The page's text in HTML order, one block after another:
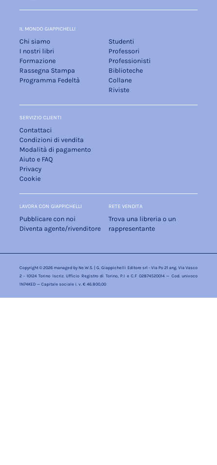
IL MONDO GIAPPICHELLI
Chi siamo
I nostri libri
Formazione
Rassegna Stampa
Programma Fedeltà
Studenti
Professori
Professionisti
Biblioteche
Collane
Riviste
SERVIZIO CLIENTI
Contattaci
Condizioni di vendita
Modalità di pagamento
Aiuto e FAQ
Privacy
Cookie
LAVORA CON GIAPPICHELLI
Pubblicare con noi
Diventa agente/rivenditore
RETE VENDITA
Trova una libreria o un
rappresentante
Copyright © 2026 managed by Ne.W.S. | G. Giappichelli Editore srl - Via Po 21 ang. Via Vasco
2 - 10124 Torino Iscriz. Ufficio Registro di Torino, P.I e C.F 02874520014 — Cod. univoco
1N74KED — Capitale sociale i. v. € 46.800,00